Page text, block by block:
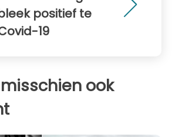
positief te
19
ook